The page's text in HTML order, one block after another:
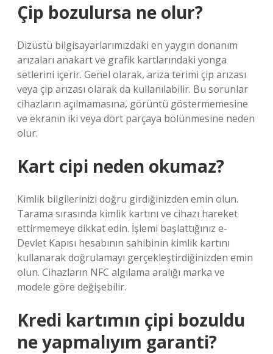
Çip bozulursa ne olur?
Dizüstü bilgisayarlarımızdaki en yaygın donanım
arızaları anakart ve grafik kartlarındaki yonga
setlerini içerir. Genel olarak, arıza terimi çip arızası
veya çip arızası olarak da kullanılabilir. Bu sorunlar
cihazların açılmamasına, görüntü göstermemesine
ve ekranın iki veya dört parçaya bölünmesine neden
olur.
Kart cipi neden okumaz?
Kimlik bilgilerinizi doğru girdiğinizden emin olun.
Tarama sırasında kimlik kartını ve cihazı hareket
ettirmemeye dikkat edin. İşlemi başlattığınız e-
Devlet Kapısı hesabının sahibinin kimlik kartını
kullanarak doğrulamayı gerçekleştirdiğinizden emin
olun. Cihazların NFC algılama aralığı marka ve
modele göre değişebilir.
Kredi kartımın çipi bozuldu
ne yapmalıyım garanti?